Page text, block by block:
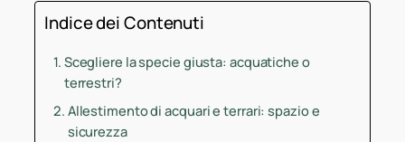
Indice dei Contenuti
Scegliere la specie giusta: acquatiche o
terrestri?
Allestimento di acquari e terrari: spazio e
sicurezza